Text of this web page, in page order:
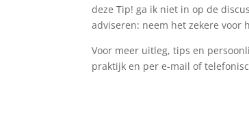
deze Tip! ga ik niet in op de
adviseren: neem het zekere
Voor meer uitleg, tips en
praktijk en per e-mail of